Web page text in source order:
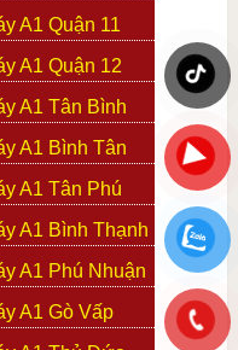
A1 Quận 11
A1 Quận 12
A1 Tân Bình
A1 Bình Tân
A1 Tân Phú
A1 Bình Thạnh
A1 Phú Nhuận
A1 Gò Vấp